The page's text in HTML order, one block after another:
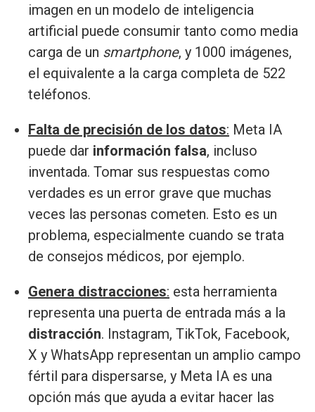
imagen en un modelo de inteligencia
artificial puede consumir tanto como media
carga de un smartphone, y 1000 imágenes,
el equivalente a la carga completa de 522
teléfonos.
Falta de precisión de los datos: Meta IA
puede dar información falsa, incluso
inventada. Tomar sus respuestas como
verdades es un error grave que muchas
veces las personas cometen. Esto es un
problema, especialmente cuando se trata
de consejos médicos, por ejemplo.
Genera distracciones: esta herramienta
representa una puerta de entrada más a la
distracción. Instagram, TikTok, Facebook,
X y WhatsApp representan un amplio campo
fértil para dispersarse, y Meta IA es una
opción más que ayuda a evitar hacer las